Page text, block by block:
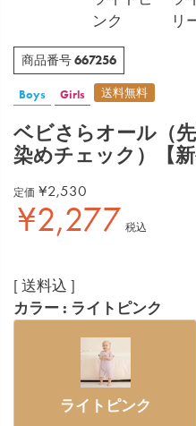
ンク
リ
商品番号667256
Boys Girls 送料無料
ベビさらオール（
染めチェック）【新
定価 ¥2,530
¥2,277 税込
送料込
カラー
ライトピンク
ライトピンク